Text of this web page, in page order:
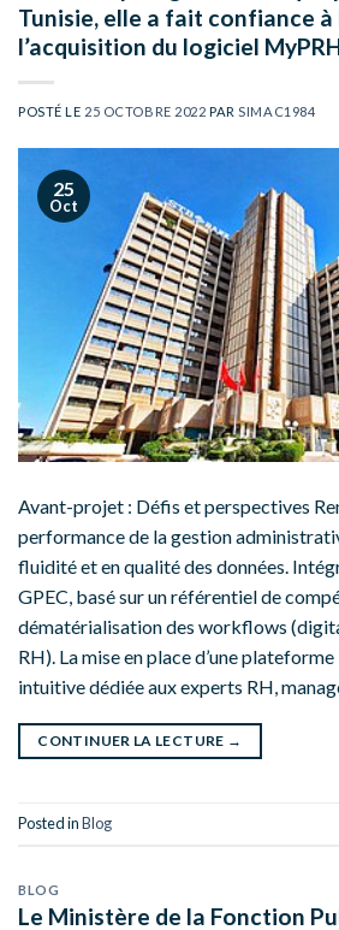
Tunisie, elle a fait confiance à
l’acquisition du logiciel
POSTÉ LE 25 OCTOBRE 2022 PARSIMAC1984
25
Oct
Avant-projet : Défis et perspectives
performance de la gestion
fluidité et en qualité des données.
GPEC, basé sur un référentiel de
dématérialisation des workflows
RH). La mise en place d’une
intuitive dédiée aux experts RH,
CONTINUER LA LECTURE →
Posted inBlog
BLOG
Le Ministère de la Fonction